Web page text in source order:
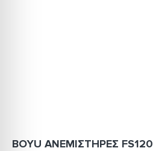
BOYU ΑΝΕΜΙΣΤΗΡΕΣ FS120